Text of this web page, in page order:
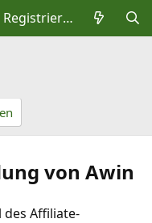
Registrieren
von Awin
des Affiliate-